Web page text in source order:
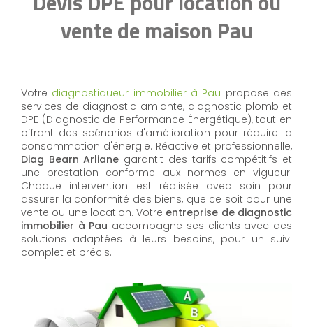
vente de maison Pau
Votre diagnostiqueur immobilier à Pau propose des
services de diagnostic amiante, diagnostic plomb et
DPE (Diagnostic de Performance Énergétique), tout en
offrant des scénarios d'amélioration pour réduire la
consommation d'énergie. Réactive et professionnelle,
Diag Bearn Arliane garantit des tarifs compétitifs et
une prestation conforme aux normes en vigueur.
Chaque intervention est réalisée avec soin pour
assurer la conformité des biens, que ce soit pour une
vente ou une location. Votre entreprise de diagnostic
immobilier à Pau accompagne ses clients avec des
solutions adaptées à leurs besoins, pour un suivi
complet et précis.